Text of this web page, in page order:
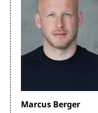
Marcus Berger